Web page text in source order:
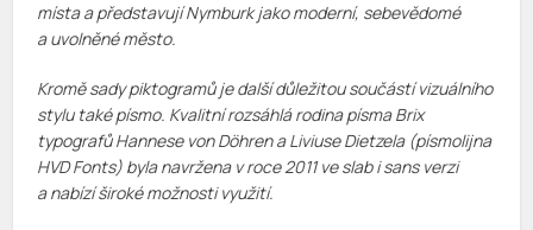
místa a představují Nymburk jako moderní, sebevědomé
a uvolněné město.
Kromě sady piktogramů je další důležitou součástí vizuálního
stylu také písmo. Kvalitní rozsáhlá rodina písma Brix
typografů Hannese von Döhren a Liviuse Dietzela (písmolijna
HVD Fonts) byla navržena v roce 2011 ve slab i sans verzi
a nabízí široké možnosti využití.